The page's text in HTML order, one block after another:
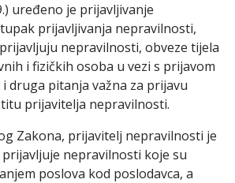
uređeno je prijavljivanje
prijavljivanja nepravilnosti,
nepravilnosti, obveze tijela
i fizičkih osoba u vezi s prijavom
druga pitanja važna za prijavu
prijavitelja nepravilnosti.
Zakona, prijavitelj nepravilnosti je
nepravilnosti koje su
poslova kod poslodavca, a